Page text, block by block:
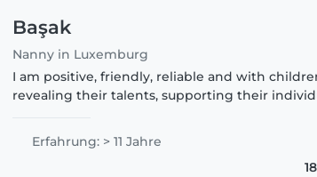
Başak
Nanny in Luxemburg
I am positive, friendly, reliable and with
revealing their talents, supporting their
role model and..
Erfahrung: > 11 Jahre